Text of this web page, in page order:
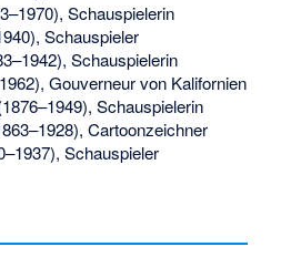
Schauspielerin
Schauspieler
Schauspielerin
Gouverneur von Kalifornien
Schauspielerin
Cartoonzeichner
Schauspieler